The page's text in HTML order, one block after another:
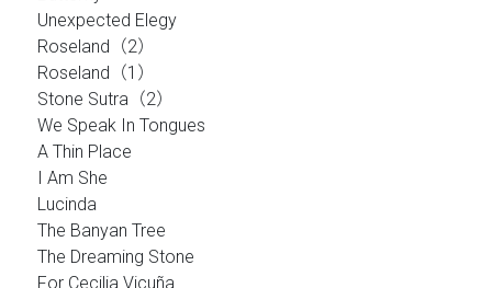
Unexpected Elegy
Roseland（2）
Roseland（1）
Stone Sutra（2）
We Speak In Tongues
A Thin Place
I Am She
Lucinda
The Banyan Tree
The Dreaming Stone
For Cecilia Vicuña